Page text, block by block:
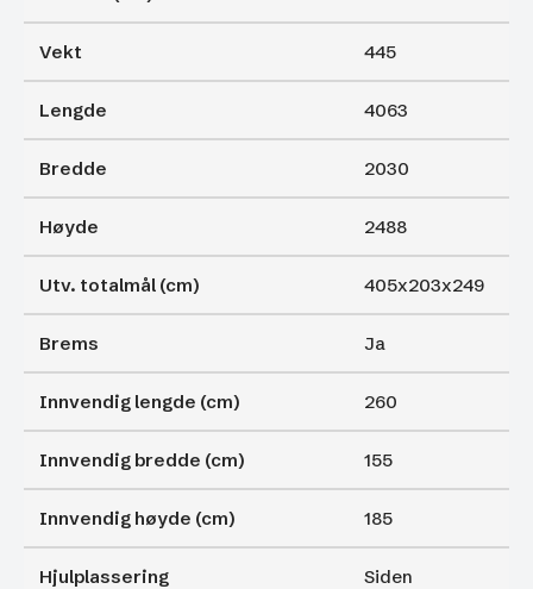
Vekt 445
Lengde 4063
Bredde 2030
Høyde 2488
Utv. totalmål (cm) 405x203x249
Brems Ja
Innvendig lengde (cm) 260
Innvendig bredde (cm) 155
Innvendig høyde (cm) 185
Hjulplassering Siden